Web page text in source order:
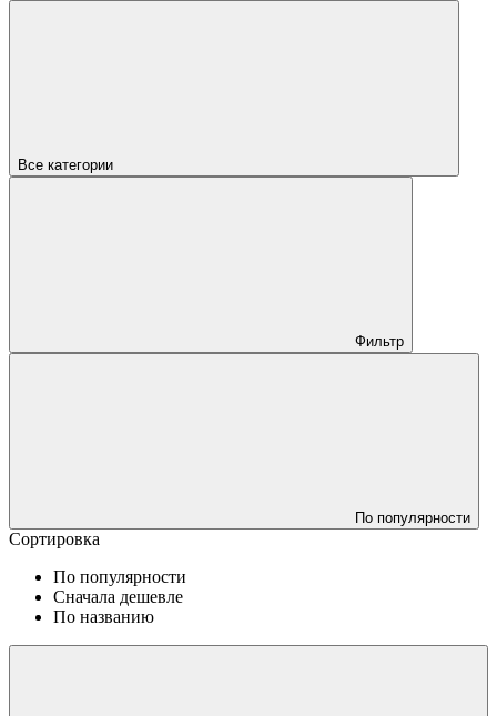
Все категории
Фильтр
По популярности
Сортировка
По популярности
Сначала дешевле
По названию